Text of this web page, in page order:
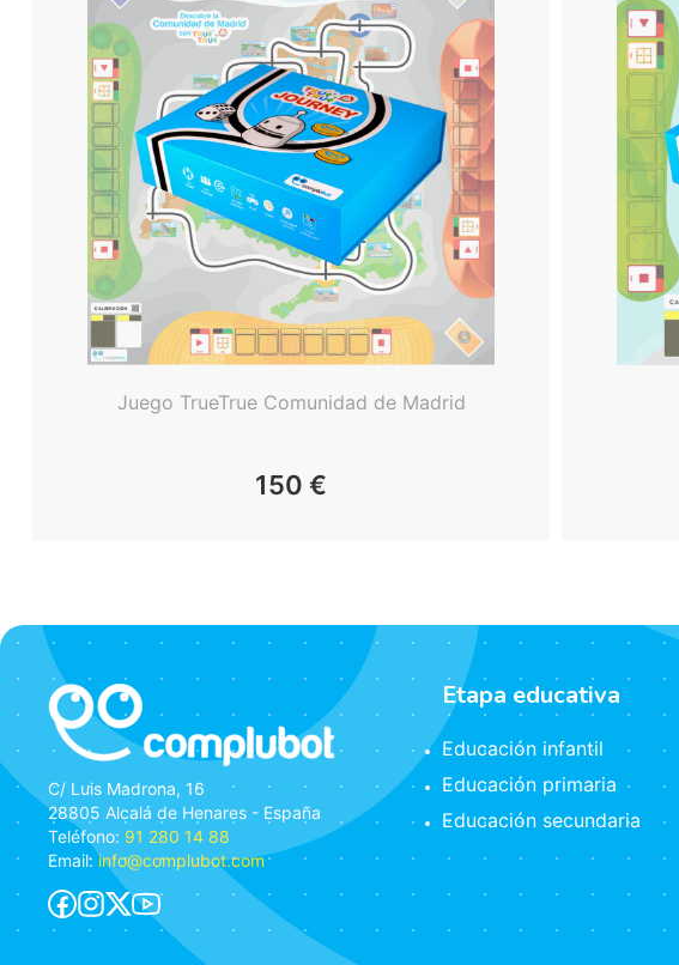
Juego TrueTrue Comunidad de Madrid
150 €
C/ Luis Madrona, 16
28805 Alcalá de Henares - España
Teléfono: 91 280 14 88
Email:info@complubot.com
Etapa educativa
Educación infantil
Educación primaria
Educación secundaria